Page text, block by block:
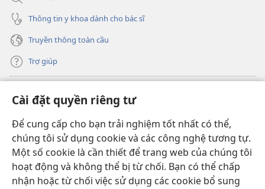
Cài đặt quyền riêng tư
Để cung cấp cho bạn trải nghiệm tốt nhất có thể,
chúng tôi sử dụng cookie và các công nghệ tương tự.
Một số cookie là cần thiết để trang web của chúng tôi
hoạt động và không thể bị từ chối. Bạn có thể chấp
nhận hoặc từ chối việc sử dụng các cookie bổ sung
Thông tin y khoa dành cho bác sĩ
Truyền thông toàn cầu
Trợ giúp
(mở
cửa
sổ
mới)
THƯ VIỆN TRỰC TUYẾN Tháp Canh
(mở
cửa
sổ
mới)
JW Hub ®
(mở
cửa
sổ
JW Library